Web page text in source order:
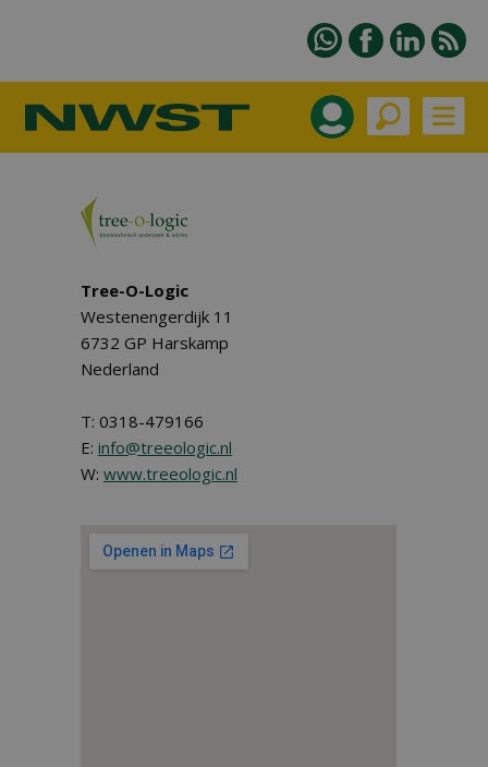
Tree-O-Logic
Westenengerdijk 11
6732 GP Harskamp
Nederland
T: 0318-479166
E: info@treeologic.nl
W: www.treeologic.nl